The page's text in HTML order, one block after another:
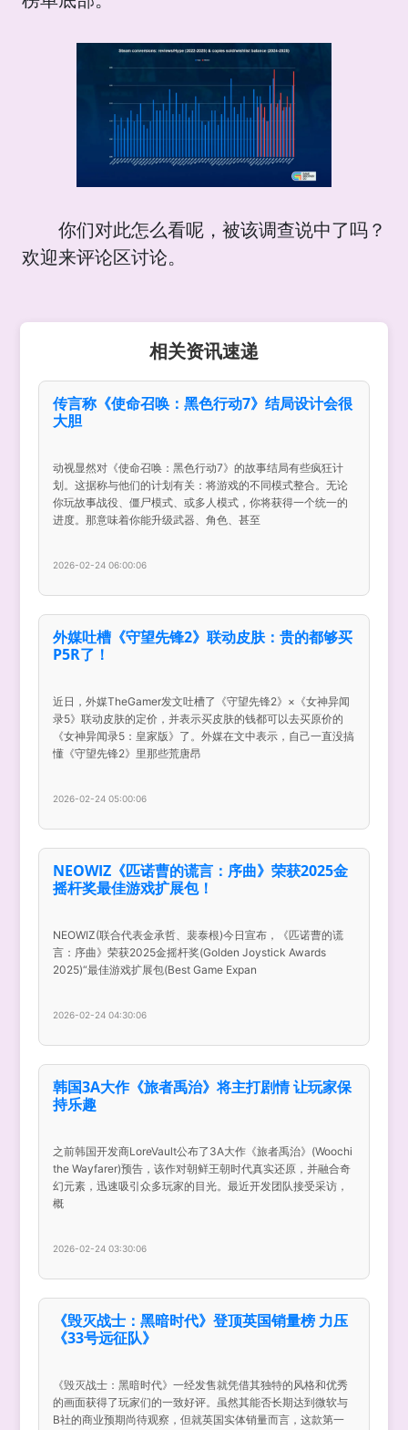
你们对此怎么看呢，被该调查说中了吗？
欢迎来评论区讨论。
相关资讯速递
传言称《使命召唤：黑色行动7》结局设计会很
大胆
动视显然对《使命召唤：黑色行动7》的故事结局有些疯狂计
划。这据称与他们的计划有关：将游戏的不同模式整合。无论
你玩故事战役、僵尸模式、或多人模式，你将获得一个统一的
进度。那意味着你能升级武器、角色、甚至
2026-02-24 06:00:06
外媒吐槽《守望先锋2》联动皮肤：贵的都够买
P5R了！
近日，外媒TheGamer发文吐槽了《守望先锋2》×《女神异闻
录5》联动皮肤的定价，并表示买皮肤的钱都可以去买原价的
《女神异闻录5：皇家版》了。外媒在文中表示，自己一直没搞
懂《守望先锋2》里那些荒唐昂
2026-02-24 05:00:06
NEOWIZ《匹诺曹的谎言：序曲》荣获2025金
摇杆奖最佳游戏扩展包！
NEOWIZ(联合代表金承哲、裴泰根)今日宣布，《匹诺曹的谎
言：序曲》荣获2025金摇杆奖(Golden Joystick Awards
2025)“最佳游戏扩展包(Best Game Expan
2026-02-24 04:30:06
韩国3A大作《旅者禹治》将主打剧情 让玩家保
持乐趣
之前韩国开发商LoreVault公布了3A大作《旅者禹治》(Woochi
the Wayfarer)预告，该作对朝鲜王朝时代真实还原，并融合奇
幻元素，迅速吸引众多玩家的目光。最近开发团队接受采访，
概
2026-02-24 03:30:06
《毁灭战士：黑暗时代》登顶英国销量榜 力压
《33号远征队》
《毁灭战士：黑暗时代》一经发售就凭借其独特的风格和优秀
的画面获得了玩家们的一致好评。虽然其能否长期达到微软与
B社的商业预期尚待观察，但就英国实体销量而言，这款第一